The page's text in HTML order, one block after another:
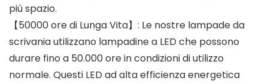
più spazio.
【50000 ore di Lunga Vita】: Le nostre lampade da
scrivania utilizzano lampadine a LED che possono
durare fino a 50.000 ore in condizioni di utilizzo
normale. Questi LED ad alta efficienza energetica